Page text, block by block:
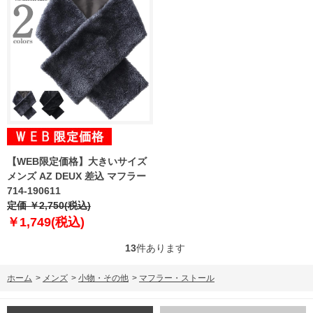
【WEB限定価格】大きいサイズ
メンズ AZ DEUX 差込 マフラー
714-190611
定価 ￥2,750(税込)
￥1,749(税込)
13件あります
ホーム > メンズ > 小物・その他 > マフラー・ストール